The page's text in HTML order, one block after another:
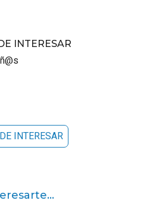
INTERESAR
INTERESAR